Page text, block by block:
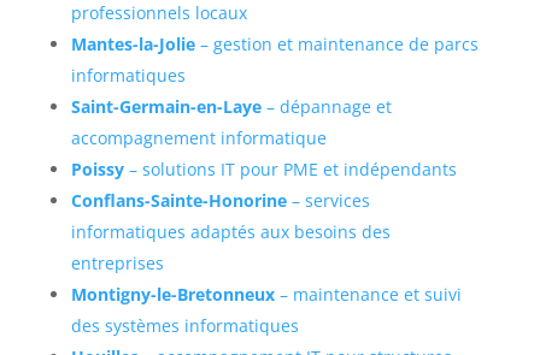
professionnels locaux
Mantes-la-Jolie– gestion et maintenance de parcs
informatiques
Saint-Germain-en-Laye– dépannage et
accompagnement informatique
Poissy – solutions IT pour PME et indépendants
Conflans-Sainte-Honorine– services
informatiques adaptés aux besoins des
entreprises
Montigny-le-Bretonneux– maintenance et suivi
des systèmes informatiques